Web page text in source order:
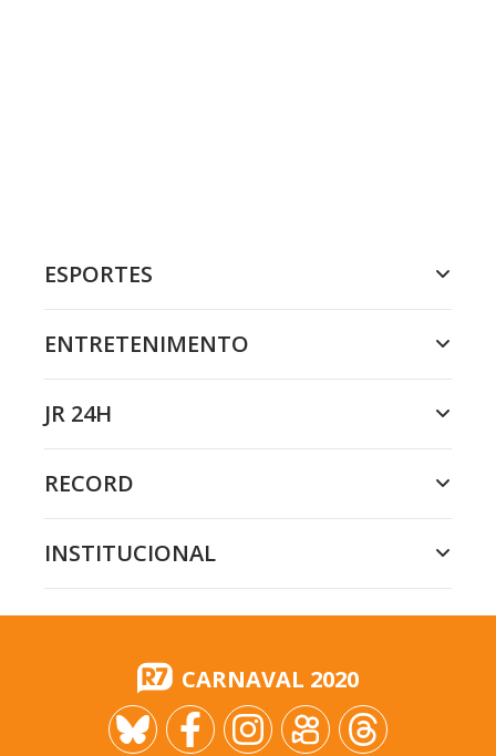
ESPORTES
ENTRETENIMENTO
JR 24H
RECORD
INSTITUCIONAL
CARNAVAL 2020